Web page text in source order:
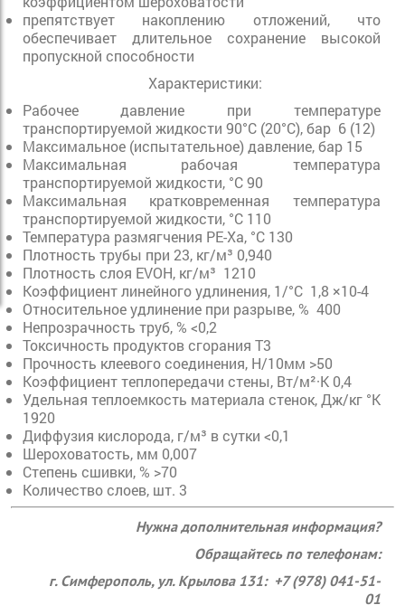
препятствует накоплению отложений, что
обеспечивает длительное сохранение высокой
пропускной способности
Характеристики:
Рабочее давление при температуре
транспортируемой жидкости 90°C (20°C), бар 6 (12)
Максимальное (испытательное) давление, бар 15
Максимальная рабочая температура
транспортируемой жидкости, °C 90
Максимальная кратковременная температура
транспортируемой жидкости, °C 110
Температура размягчения РЕ-Ха, °С 130
Плотность трубы при 23, кг/м³ 0,940
Плотность слоя EVOH, кг/м³ 1210
Коэффициент линейного удлинения, 1/°C 1,8 ×10-4
Относительное удлинение при разрыве, % 400
Непрозрачность труб, % <0,2
Токсичность продуктов сгорания Т3
Прочность клеевого соединения, Н/10мм >50
Коэффициент теплопередачи стены, Вт/м²·К 0,4
Удельная теплоемкость материала стенок, Дж/кг °К
1920
Диффузия кислорода, г/м³ в сутки <0,1
Шероховатость, мм 0,007
Степень сшивки, % >70
Количество слоев, шт. 3
Нужна дополнительная информация?
Обращайтесь по телефонам:
г. Симферополь, ул. Крылова 131: +7 (978) 041-51-
01